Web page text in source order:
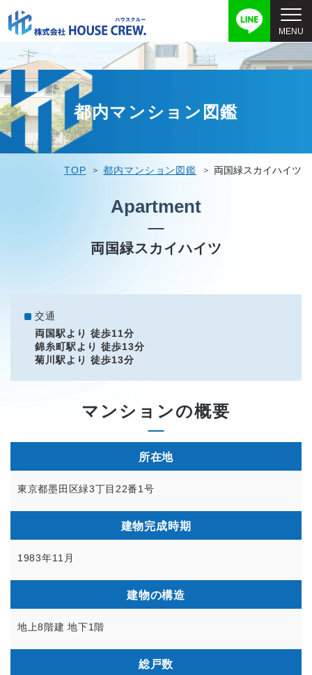
都内マンション図鑑
TOP 都内マンション図鑑 両国緑スカイハイツ
Apartment
両国緑スカイハイツ
交通
両国駅より 徒歩11分
錦糸町駅より 徒歩13分
菊川駅より 徒歩13分
マンションの概要
所在地
東京都墨田区緑3丁目22番1号
建物完成時期
1983年11月
建物の構造
地上8階建 地下1階
総戸数